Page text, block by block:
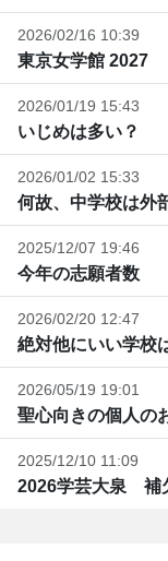
2026/02/16 10:39
東京女学館 2027
2026/01/19 15:43
いじめは多い？
2026/01/02 15:33
何故、中学校は外
2025/12/07 19:46
今年の志願者数
2026/02/20 12:47
絶対他にいい学校
2026/05/19 19:01
聖心向きの個人の
2025/12/10 11:09
2026学芸大泉 補